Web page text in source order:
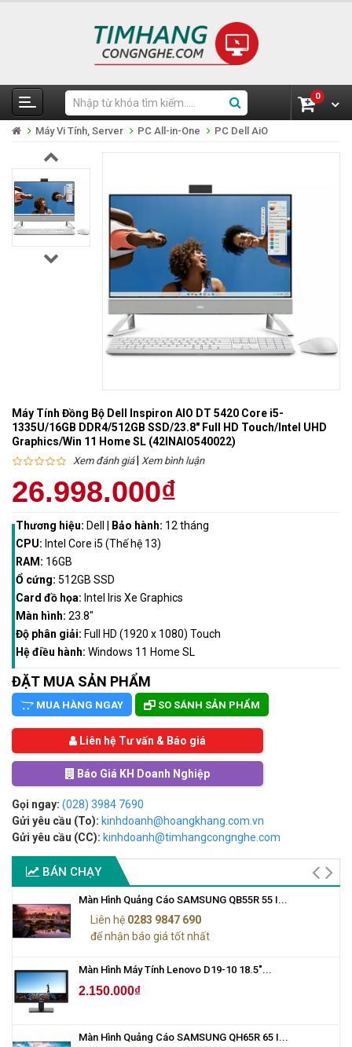
0
Máy Vi Tính, Server PC All-in-One PC Dell AiO
Máy Tính Đồng Bộ Dell Inspiron AIO DT 5420 Core i5-
1335U/16GB DDR4/512GB SSD/23.8" Full HD Touch/Intel UHD
Graphics/Win 11 Home SL (42INAIO540022)
Xem đánh giá| Xem bình luận
26.998.000₫
Thương hiệu: Dell Bảo hành: 12 tháng
CPU: Intel Core i5 (Thế hệ 13)
RAM: 16GB
Ổ cứng: 512GB SSD
Card đồ họa: Intel Iris Xe Graphics
Màn hình: 23.8"
Độ phân giải: Full HD (1920 x 1080) Touch
Hệ điều hành: Windows 11 Home SL
ĐẶT MUA SẢN PHẨM
MUA HÀNG NGAY SO SÁNH SẢN PHẨM
Liên hệ Tư vấn & Báo giá
Báo Giá KH Doanh Nghiệp
Gọi ngay: (028) 3984 7690
Gửi yêu cầu (To): kinhdoanh@hoangkhang.com.vn
Gửi yêu cầu (CC): kinhdoanh@timhangcongnghe.com
BÁN CHẠY
Màn Hình Quảng Cáo SAMSUNG QB55R 55 I...
Liên hệ 0283 9847 690
để nhận báo giá tốt nhất
Màn Hình Máy Tính Lenovo D19-10 18.5"...
2.150.000₫
Màn Hình Quảng Cáo SAMSUNG QH65R 65 I...